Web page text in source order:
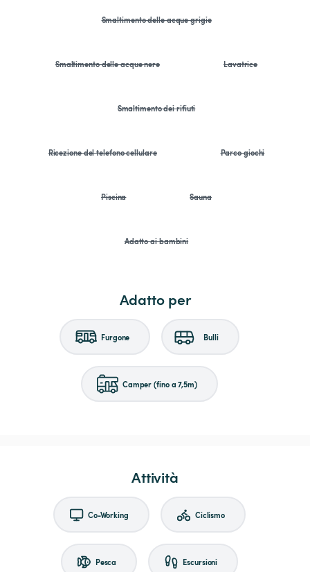
Smaltimento delle acque grigie
Smaltimento delle acque nere Lavatrice
Smaltimento dei rifiuti
Ricezione del telefono cellulare Parco giochi
Piscina Sauna
Adatto ai bambini
Adatto per
Furgone Bulli
Camper (fino a 7,5m)
Attività
Co-Working Ciclismo
Pesca Escursioni